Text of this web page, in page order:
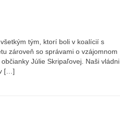
tým, ktorí boli v koalícií s
zároveň so správami o vzájomnom
Júlie Skripaľovej. Naši vládni
[…]